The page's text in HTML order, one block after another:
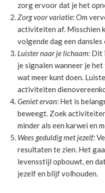
zorg ervoor dat je het
Zorg voor variatie:Om
activiteiten af. Misschien
volgende dag een
Luister naar je lichaam: Dit
je signalen wanneer je
wat meer kunt doen.
activiteiten
Geniet ervan: Het is
beweegt. Zoek
minder als een karwei en
Wees geduldig met jezelf:
resultaten te zien. Het
levensstijl opbouwt, en
jezelf en blijf volhouden.